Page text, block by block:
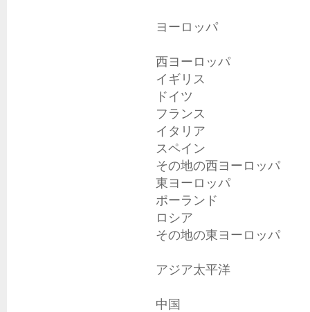
ヨーロッパ
西ヨーロッパ
イギリス
ドイツ
フランス
イタリア
スペイン
その地の西ヨーロッパ
東ヨーロッパ
ポーランド
ロシア
その地の東ヨーロッパ
アジア太平洋
中国